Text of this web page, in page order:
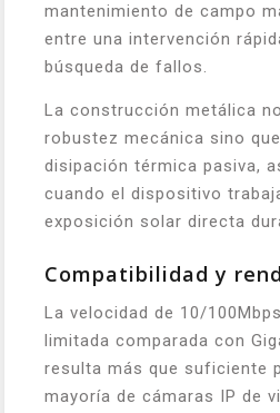
mantenimiento de campo
entre una intervención
búsqueda de fallos.
La construcción metálica
robustez mecánica sino
disipación térmica pasiva,
cuando el dispositivo
exposición solar directa
Compatibilidad y
La velocidad de 10/
limitada comparada con
resulta más que suficiente
mayoría de cámaras IP de